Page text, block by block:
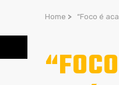
Home > “Foco é